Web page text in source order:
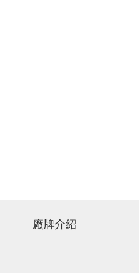
廠牌介紹